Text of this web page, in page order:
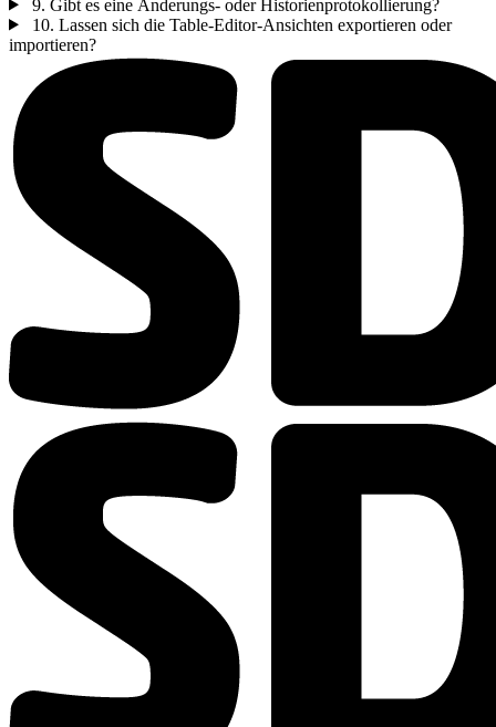
9. Gibt es eine Änderungs- oder Historienprotokollierung?
10. Lassen sich die Table-Editor-Ansichten exportieren oder
importieren?